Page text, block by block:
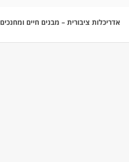
אדריכלות ציבורית – מבנים חיים ומחנכים